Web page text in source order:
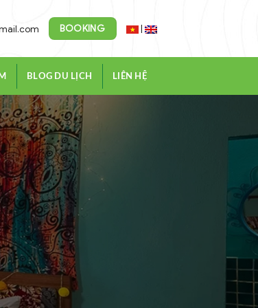
BOOKING |
BLOG DU LỊCH LIÊN HỆ